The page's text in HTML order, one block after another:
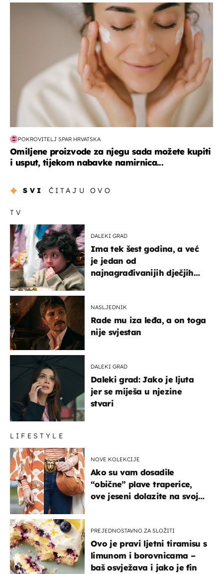
moda & ljepota
POKROVITELJ SPAR HRVATSKA
Omiljene proizvode za njegu sada možete kupiti
i usput, tijekom nabavke namirnica...
SVI ČITAJU OVO
TV
DALEKI GRAD
Ima tek šest godina, a već
je jedan od
najnagrađivanijih dječjih
NASLJEDNIK
Rade mu iza leđa, a on toga
nije svjestan
DALEKI GRAD
Daleki grad: Jako je ljuta
jer se miješa u njezine
stvari
LIFESTYLE
NOVE KOLEKCIJE
Ako su vam dosadile
“obične” plave traperice,
ove jeseni dolazite na svoje
PREJEDNOSTAVNO ZA SLOŽITI
Ovo je pravi ljetni tiramisu s
limunom i borovnicama –
baš osvježava i jako je fin